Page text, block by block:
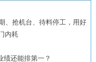
、抢机台、待料停工，用好
内耗
绩还能排第一？